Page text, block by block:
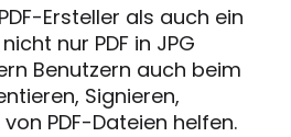
Ersteller als auch ein
nur PDF in JPG
Benutzern auch beim
Signieren,
PDF-Dateien helfen.